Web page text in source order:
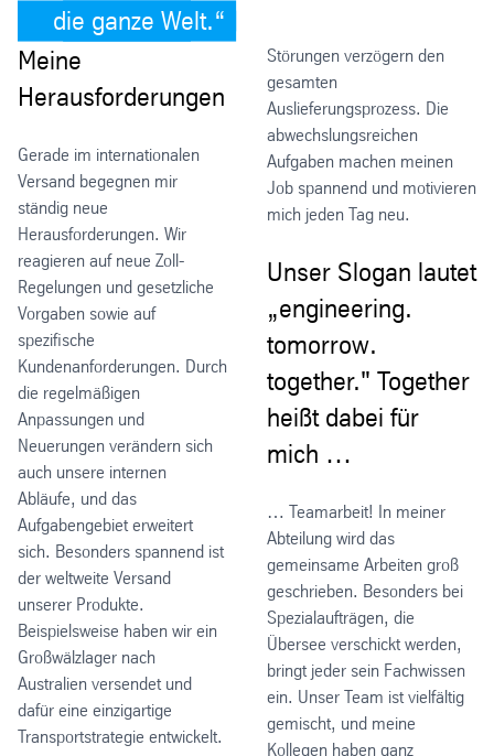
die ganze Welt.
Meine
Herausforderungen
Gerade im internationalen
Versand begegnen mir
ständig neue
Herausforderungen. Wir
reagieren auf neue Zoll-
Regelungen und gesetzliche
Vorgaben sowie auf
spezifische
Kundenanforderungen. Durch
die regelmäßigen
Anpassungen und
Neuerungen verändern sich
auch unsere internen
Abläufe, und das
Aufgabengebiet erweitert
sich. Besonders spannend ist
der weltweite Versand
unserer Produkte.
Beispielsweise haben wir ein
Großwälzlager nach
Australien versendet und
dafür eine einzigartige
Transportstrategie entwickelt.
Störungen verzögern den
gesamten
Auslieferungsprozess. Die
abwechslungsreichen
Aufgaben machen meinen
Job spannend und motivieren
mich jeden Tag neu.
Unser Slogan lautet
„engineering.
tomorrow.
together." Together
heißt dabei für
mich …
… Teamarbeit! In meiner
Abteilung wird das
gemeinsame Arbeiten groß
geschrieben. Besonders bei
Spezialaufträgen, die
Übersee verschickt werden,
bringt jeder sein Fachwissen
ein. Unser Team ist vielfältig
gemischt, und meine
Kollegen haben ganz